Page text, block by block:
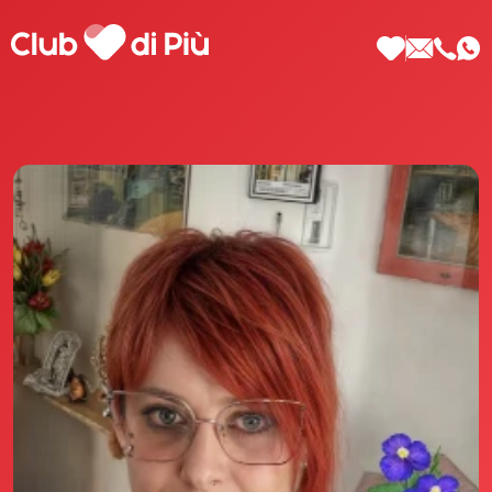
Scopri Club di Più
Le testimonianze Club di Più
La fondatrice Valeria Pilla
Annunci Donne
Agenzia matrimoniale Club di Più
Love Notebook